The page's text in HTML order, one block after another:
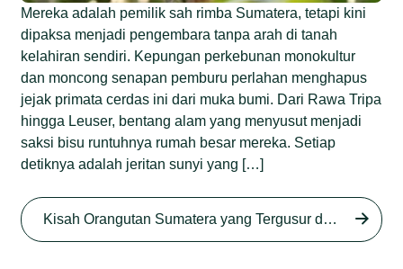
Sumatera di Rawa Tripa
Junaidi Hanafiah 27 Agu 2025
Begini Modus Perburuan
Mereka adalah pemilik sah rimba Sumatera, tetapi kini
dipaksa menjadi pengembara tanpa arah di tanah
kelahiran sendiri. Kepungan perkebunan monokultur
dan moncong senapan pemburu perlahan menghapus
jejak primata cerdas ini dari muka bumi. Dari Rawa Tripa
hingga Leuser, bentang alam yang menyusut menjadi
saksi bisu runtuhnya rumah besar mereka. Setiap
detiknya adalah jeritan sunyi yang […]
Kisah Orangutan Sumatera yang Tergusur dari Rumah Sendiri series